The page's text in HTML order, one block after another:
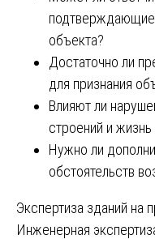
подтверждающие
объекта?
Достаточно ли
для признания
Влияют ли
строений и
Нужно ли
обстоятельств
Навигация
Экспертиза зданий на
Инженерная